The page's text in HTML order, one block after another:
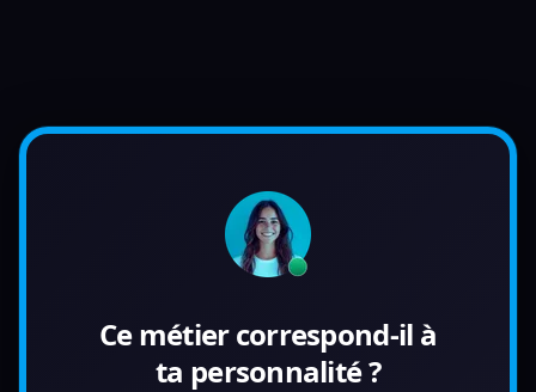
Ce métier correspond-il à
ta personnalité ?